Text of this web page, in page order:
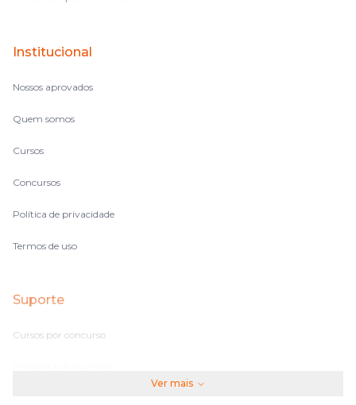
Institucional
Nossos aprovados
Quem somos
Cursos
Concursos
Política de privacidade
Termos de uso
Suporte
Cursos por concurso
Ver mais